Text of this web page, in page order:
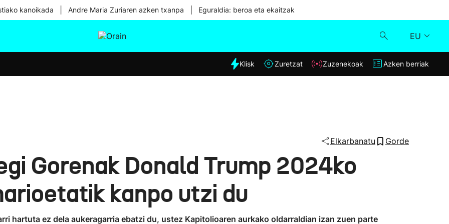
kanoikada Andre Maria Zuriaren azken txanpa Eguraldia: beroa eta ekaitzak
EU
Eguraldia
Klisk
Klisk Zuretzat Zuzenekoak Azken berriak
Elkarbanatu Gorde
Gorenak Donald Trump 2024ko
kanpo utzi du
hartuta ez dela aukeragarria ebatzi du, ustez Kapitolioaren aurkako oldarraldian izan zuen parte